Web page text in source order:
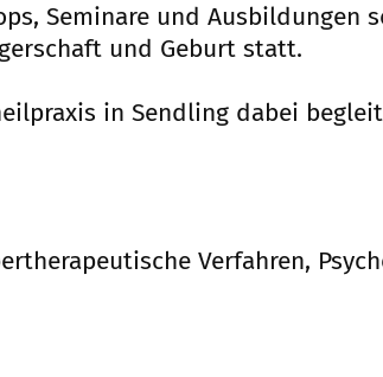
Seminare und Ausbildungen
und Geburt statt.
in Sendling dabei
Verfahren,